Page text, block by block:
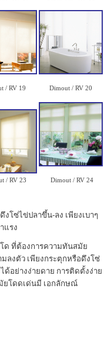
/ RV 19 Dimout / RV 20
/ RV 23 Dimout / RV 24
โซ่ไข่ปลาขึ้น-ลง เพียงเบาๆ
แรง
ที่ต้องการความทันสมัย
ลงตัว เพียงกระตุกหรือดึงโซ่
อย่างง่ายดาย การติดตั้งง่าย
ยโดดเด่นมี เอกลักษณ์